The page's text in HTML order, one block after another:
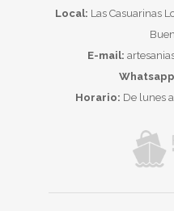
Local: Las Casuarinas
E-mail:
Horario: De lunes